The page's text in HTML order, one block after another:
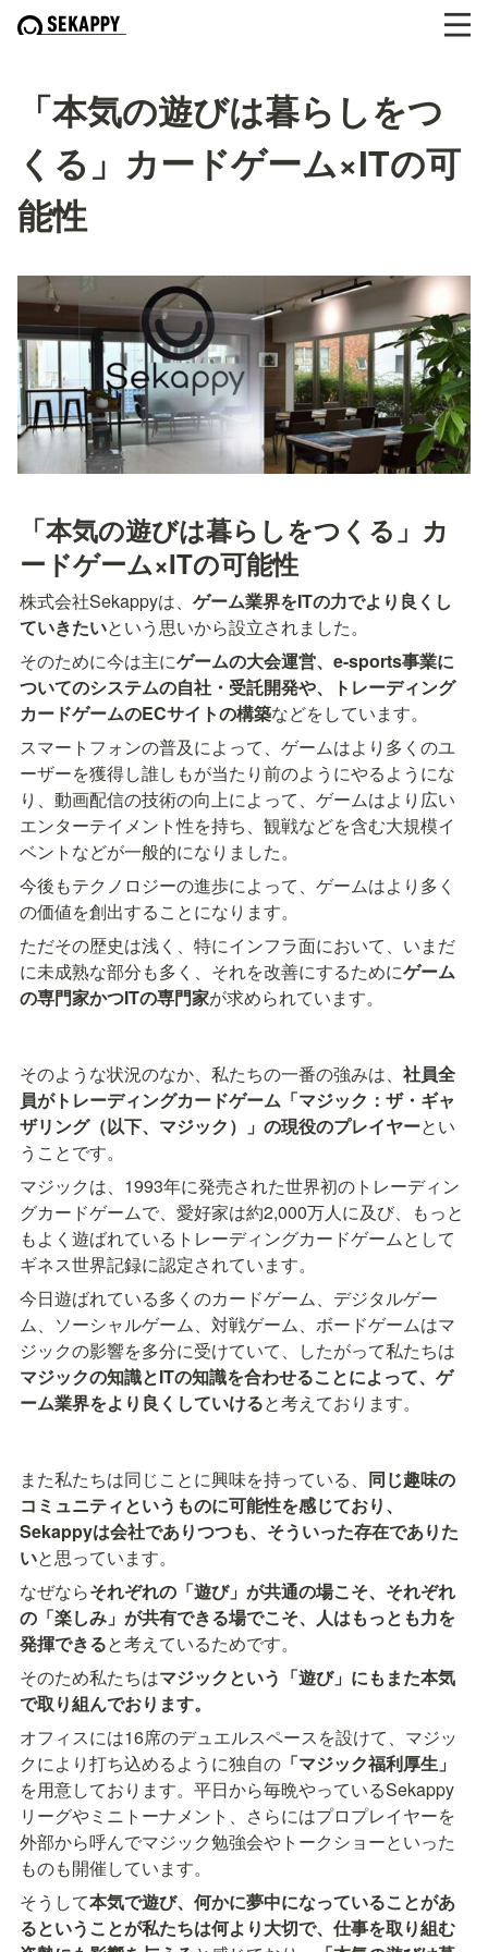
「本気の遊びは暮らしをつ
くる」カードゲーム×ITの可
能性
「本気の遊びは暮らしをつくる」カ
ードゲーム×ITの可能性
株式会社Sekappyは、 ゲーム業界をITの力でより良くし
ていきたいという思いから設立されました。
そのために今は主にゲームの大会運営、e-sports事業に
ついてのシステムの自社・受託開発や、トレーディング
カードゲームのECサイトの構築などをしています。
スマートフォンの普及によって、ゲームはより多くのユ
ーザーを獲得し誰しもが当たり前のようにやるようにな
り、動画配信の技術の向上によって、ゲームはより広い
エンターテイメント性を持ち、観戦などを含む大規模イ
ベントなどが一般的になりました。
今後もテクノロジーの進歩によって、ゲームはより多く
の価値を創出することになります。
ただその歴史は浅く、特にインフラ面において、いまだ
に未成熟な部分も多く、それを改善にするためにゲーム
の専門家かつITの専門家が求められています。
そのような状況のなか、私たちの一番の強みは、 社員全
員がトレーディングカードゲーム「マジック：ザ・ギャ
ザリング（以下、マジック）」の現役のプレイヤーとい
うことです。
マジックは、1993年に発売された世界初のトレーディン
グカードゲームで、愛好家は約2,000万人に及び、もっと
もよく遊ばれているトレーディングカードゲームとして
ギネス世界記録に認定されています。
今日遊ばれている多くのカードゲーム、デジタルゲー
ム、ソーシャルゲーム、対戦ゲーム、ボードゲームはマ
ジックの影響を多分に受けていて、したがって私たちは
マジックの知識とITの知識を合わせることによって、ゲ
ーム業界をより良くしていけると考えております。
また私たちは同じことに興味を持っている、 同じ趣味の
コミュニティというものに可能性を感じており、
Sekappyは会社でありつつも、そういった存在でありた
いと思っています。
なぜならそれぞれの「遊び」が共通の場こそ、それぞれ
の「楽しみ」が共有できる場でこそ、人はもっとも力を
発揮できると考えているためです。
そのため私たちはマジックという「遊び」にもまた本気
で取り組んでおります。
オフィスには16席のデュエルスペースを設けて、マジッ
クにより打ち込めるように独自の 「マジック福利厚生」
を用意しております。平日から毎晩やっているSekappy
リーグやミニトーナメント、さらにはプロプレイヤーを
外部から呼んでマジック勉強会やトークショーといった
ものも開催しています。
そうして本気で遊び、何かに夢中になっていることがあ
るということが私たちは何より大切で、仕事を取り組む